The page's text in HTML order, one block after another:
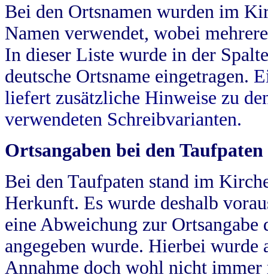
Bei den Ortsnamen wurden im
Namen verwendet, wobei
In dieser Liste wurde in der
deutsche Ortsname eingetragen.
liefert zusätzliche Hinweise zu
verwendeten Schreibvarianten.
Ortsangaben bei den Taufpaten
Bei den Taufpaten stand im
Herkunft. Es wurde deshalb
eine Abweichung zur
angegeben wurde. Hierbei wurde
Annahme doch wohl nicht